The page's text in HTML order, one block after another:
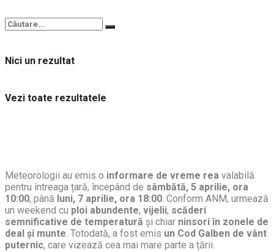
Nici un rezultat
Vezi toate rezultatele
Meteorologii au emis o informare de vreme rea valabilă
pentru întreaga țară, începând de sâmbătă, 5 aprilie, ora
10:00, până luni, 7 aprilie, ora 18:00. Conform ANM, urmează
un weekend cu ploi abundente, vijelii, scăderi
semnificative de temperatură și chiar ninsori în zonele de
deal și munte. Totodată, a fost emis un Cod Galben de vânt
puternic, care vizează cea mai mare parte a țării.